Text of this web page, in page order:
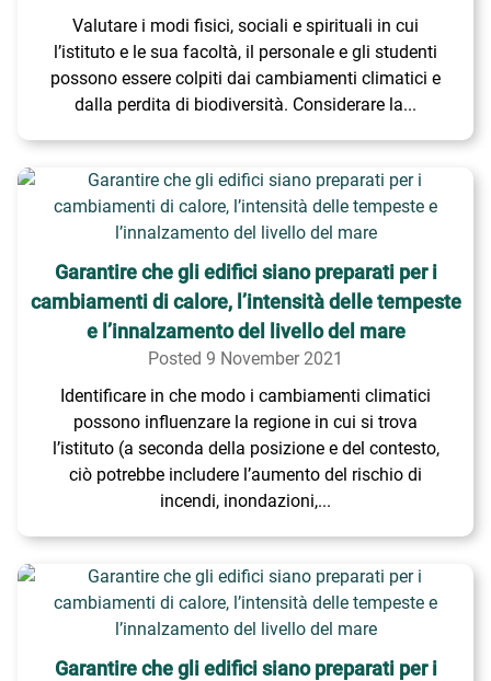
Valutare i modi fisici, sociali e spirituali in cui
l’istituto e le sua facoltà, il personale e gli studenti
possono essere colpiti dai cambiamenti climatici e
dalla perdita di biodiversità. Considerare la...
Garantire che gli edifici siano preparati per i
cambiamenti di calore, l’intensità delle tempeste
e l’innalzamento del livello del mare
Posted 9 November 2021
Identificare in che modo i cambiamenti climatici
possono influenzare la regione in cui si trova
l’istituto (a seconda della posizione e del contesto,
ciò potrebbe includere l’aumento del rischio di
incendi, inondazioni,...
Garantire che gli edifici siano preparati per i